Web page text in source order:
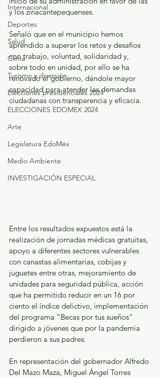
Internacional
Deportes
Salud
Clima
Turismo y diversión
Elecciones presidenciales 2024
ELECCIONES EDOMEX 2024
Arte
Legislatura EdoMéx
Medio Ambiente
INVESTIGACIÓN ESPECIAL
y los zinacantepequenses.
Señaló que en el municipio hemos
aprendido a superar los retos y desafíos
con trabajo, voluntad, solidaridad y,
sobre todo en unidad, por ello se ha
renovado el gobierno, dándole mayor
capacidad para atender las demandas
ciudadanas con transparencia y eficacia.
Entre los resultados expuestos está la
realización de jornadas médicas gratuitas,
apoyo a diferentes sectores vulnerables
con canastas alimentarias, cobijas y
juguetes entre otras, mejoramiento de
unidades para seguridad pública, acción
que ha permitido reducir en un 16 por
ciento el índice delictivo, implementación
del programa “Becas por tus sueños”
dirigido a jóvenes que por la pandemia
perdieron a sus padres.
En representación del gobernador Alfredo
Del Mazo Maza, Miguel Ángel Torres